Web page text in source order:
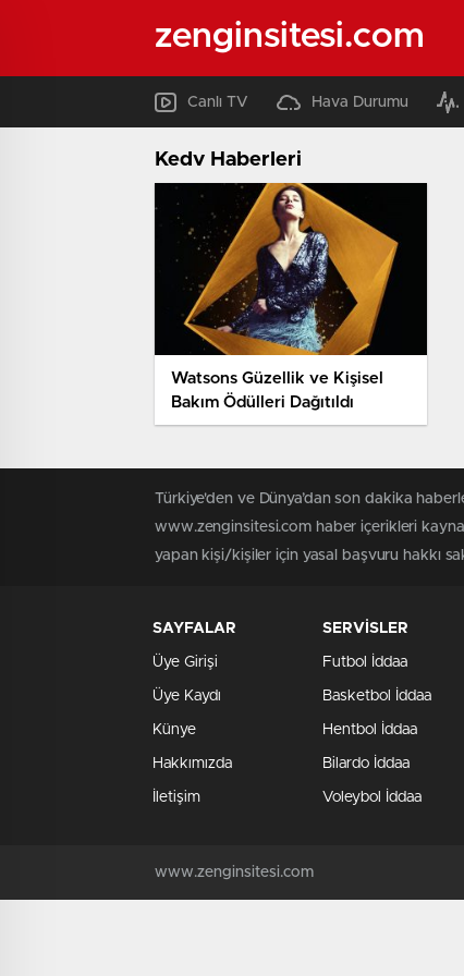
zenginsitesi.com
Canlı TV Hava Durumu
Kedv Haberleri
Watsons Güzellik ve Kişisel
Bakım Ödülleri Dağıtıldı
Türkiye'den ve Dünya’dan son dakika
www.zenginsitesi.com haber içerikleri
yapan kişi/kişiler için yasal başvuru hakkı
SAYFALAR
Üye Girişi
Üye Kaydı
Künye
Hakkımızda
İletişim
SERVİSLER
Futbol İddaa
Basketbol İddaa
Hentbol İddaa
Bilardo İddaa
Voleybol İddaa
www.zenginsitesi.com